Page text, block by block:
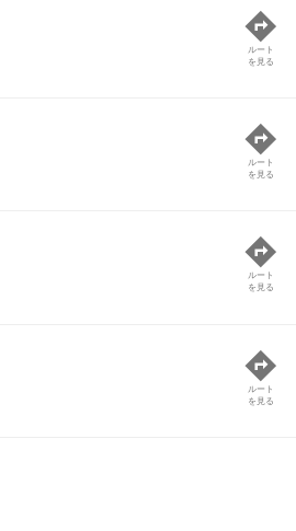
ルート
を見る
ルート
を見る
ルート
を見る
ルート
を見る